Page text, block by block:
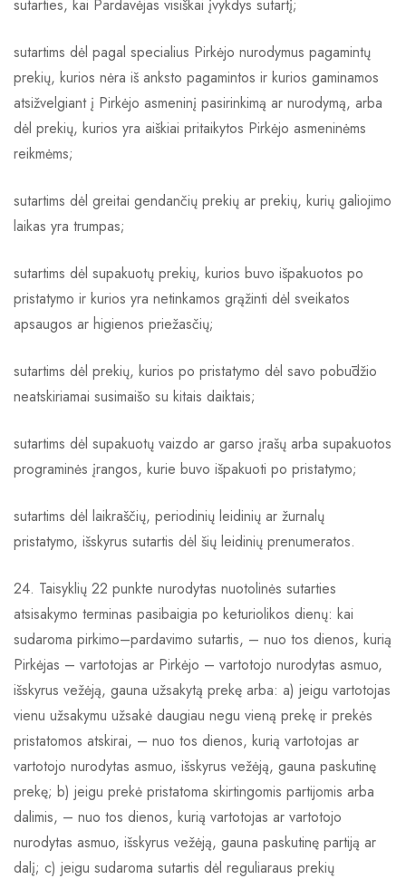
sutarties, kai Pardavėjas visiškai įvykdys sutartį;
sutartims dėl pagal specialius Pirkėjo nurodymus pagamintų
prekių, kurios nėra iš anksto pagamintos ir kurios gaminamos
atsižvelgiant į Pirkėjo asmeninį pasirinkimą ar nurodymą, arba
dėl prekių, kurios yra aiškiai pritaikytos Pirkėjo asmeninėms
reikmėms;
sutartims dėl greitai gendančių prekių ar prekių, kurių galiojimo
laikas yra trumpas;
sutartims dėl supakuotų prekių, kurios buvo išpakuotos po
pristatymo ir kurios yra netinkamos grąžinti dėl sveikatos
apsaugos ar higienos priežasčių;
sutartims dėl prekių, kurios po pristatymo dėl savo pobūdžio
neatskiriamai susimaišo su kitais daiktais;
sutartims dėl supakuotų vaizdo ar garso įrašų arba supakuotos
programinės įrangos, kurie buvo išpakuoti po pristatymo;
sutartims dėl laikraščių, periodinių leidinių ar žurnalų
pristatymo, išskyrus sutartis dėl šių leidinių prenumeratos.
24. Taisyklių 22 punkte nurodytas nuotolinės sutarties
atsisakymo terminas pasibaigia po keturiolikos dienų: kai
sudaroma pirkimo–pardavimo sutartis, – nuo tos dienos, kurią
Pirkėjas – vartotojas ar Pirkėjo – vartotojo nurodytas asmuo,
išskyrus vežėją, gauna užsakytą prekę arba: a) jeigu vartotojas
vienu užsakymu užsakė daugiau negu vieną prekę ir prekės
pristatomos atskirai, – nuo tos dienos, kurią vartotojas ar
vartotojo nurodytas asmuo, išskyrus vežėją, gauna paskutinę
prekę; b) jeigu prekė pristatoma skirtingomis partijomis arba
dalimis, – nuo tos dienos, kurią vartotojas ar vartotojo
nurodytas asmuo, išskyrus vežėją, gauna paskutinę partiją ar
dalį; c) jeigu sudaroma sutartis dėl reguliaraus prekių